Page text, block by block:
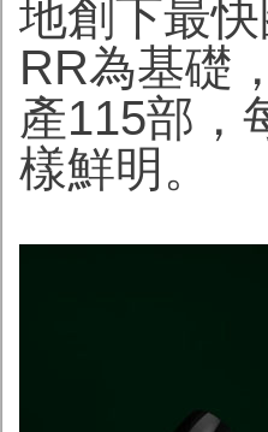
地創下最
RR為基礎
產115部，
樣鮮明。